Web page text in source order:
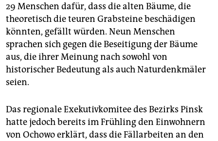
29 Menschen dafür, dass die alten Bäume, die
theoretisch die teuren Grabsteine beschädigen
könnten, gefällt würden. Neun Menschen
sprachen sich gegen die Beseitigung der Bäume
aus, die ihrer Meinung nach sowohl von
historischer Bedeutung als auch Naturdenkmäler
seien.
Das regionale Exekutivkomitee des Bezirks Pinsk
hatte jedoch bereits im Frühling den Einwohnern
von Ochowo erklärt, dass die Fällarbeiten an den